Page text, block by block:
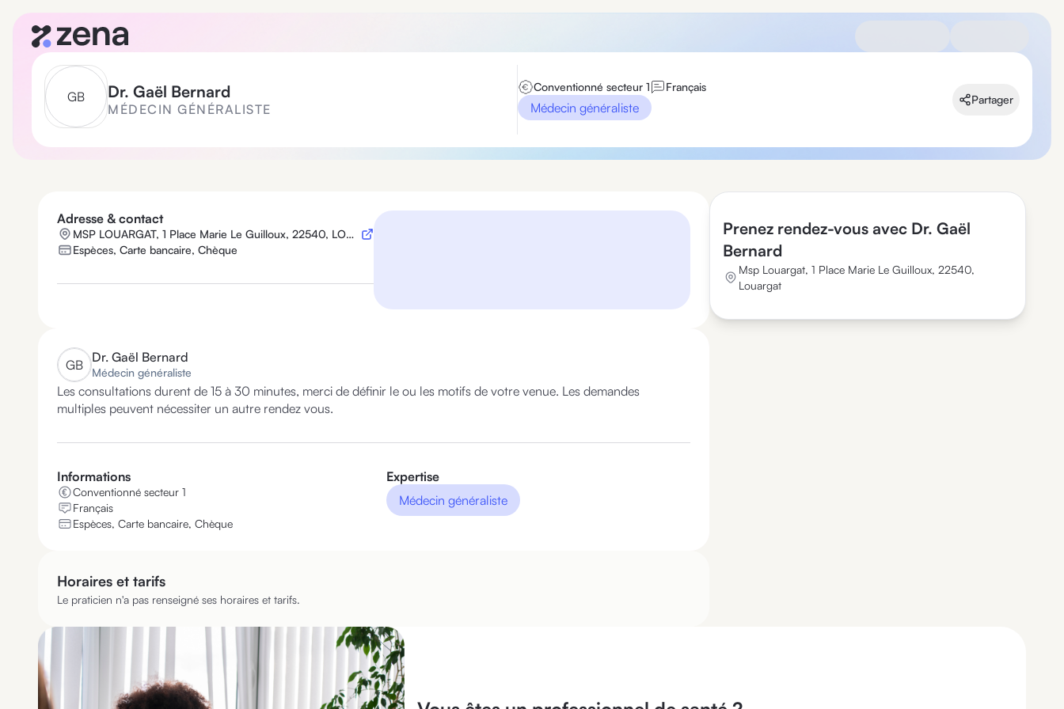
GB Dr. Gaël Bernard
MÉDECIN GÉNÉRALISTE
Conventionné secteur 1 Français
Médecin généraliste
Partager
Adresse & contact
MSP LOUARGAT, 1 Place Marie Le Guilloux, 22540, LOUARGAT
Espèces, Carte bancaire, Chèque
GB Dr. Gaël Bernard
Médecin généraliste
Les consultations durent de 15 à 30 minutes, merci de définir le ou les motifs de votre venue. Les demandes
multiples peuvent nécessiter un autre rendez vous.
Informations
Conventionné secteur 1
Français
Espèces, Carte bancaire, Chèque
Expertise
Médecin généraliste
Horaires et tarifs
Le praticien n'a pas renseigné ses horaires et tarifs.
Prenez rendez-vous avec Dr. Gaël
Bernard
Msp Louargat, 1 Place Marie Le Guilloux, 22540,
Louargat